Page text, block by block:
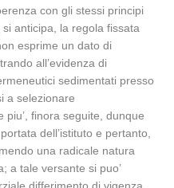
con gli stessi principi
anticipa, la regola fissata
esprime un dato di
all’evidenza di
sedimentati presso
a selezionare
piu’, finora seguite, dunque
dell’istituto e pertanto,
una radicale natura
a tale versante si puo’